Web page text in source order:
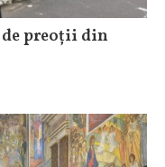
de preoții din